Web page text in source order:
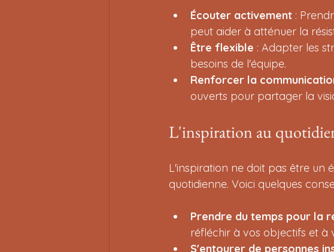
Écouter activement :
peut aider à atténuer la
Être flexible : Adapter les
besoins de l'équipe.
Renforcer la
ouverts pour partager la
L'inspiration au
L'inspiration ne doit pas être un
quotidienne. Voici quelques
Prendre du temps pour la
réfléchir à vos objectifs et à
S'entourer de personnes